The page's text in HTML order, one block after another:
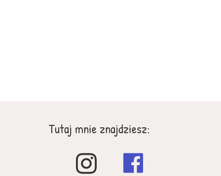
Tutaj mnie znajdziesz: